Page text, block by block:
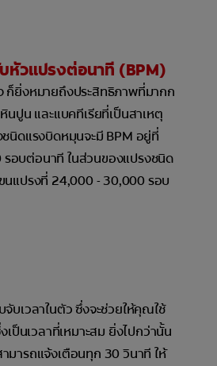
หัวแปรงต่อนาที (BPM)
ก็ยิ่งหมายถึงประสิทธิภาพที่มากก
นปูน และแบคทีเรียที่เป็นสาเหตุ
นิดแรงบิดหมุนจะมี BPM อยู่ที่
อบต่อนาที ในส่วนของแปรงชนิด
นแปรงที่ 24,000 - 30,000 รอบ
บเวลาในตัว ซึ่งจะช่วยให้คุณใช้
ป็นเวลาที่เหมาะสม ยิ่งไปกว่านั้น
มารถแจ้งเตือนทุก 30 วินาที ให้